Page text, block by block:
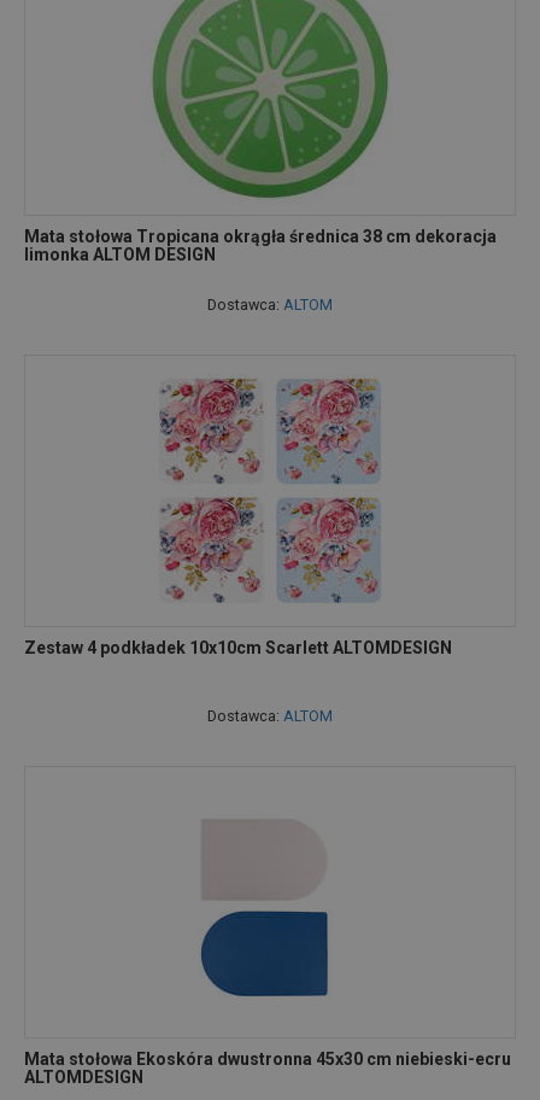
Mata stołowa Tropicana okrągła średnica 38 cm dekoracja
limonka ALTOM DESIGN
Dostawca: ALTOM
Zestaw 4 podkładek 10x10cm Scarlett ALTOMDESIGN
Dostawca: ALTOM
Mata stołowa Ekoskóra dwustronna 45x30 cm niebieski-ecru
ALTOMDESIGN